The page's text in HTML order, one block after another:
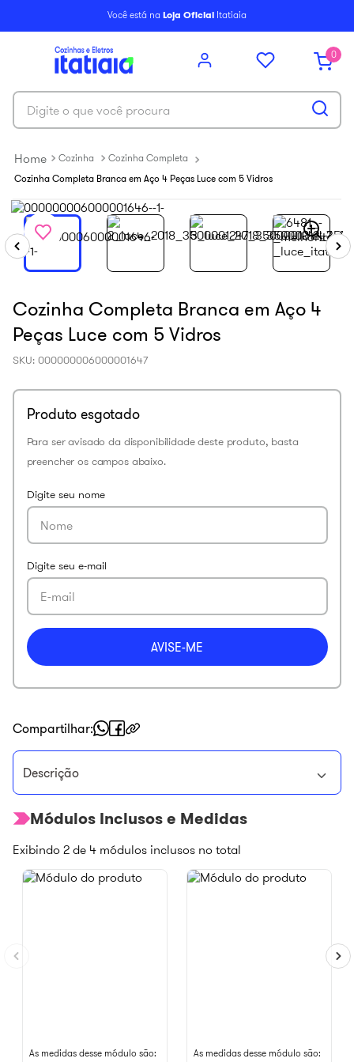
Você está na Loja Oficial Itatiaia
0
Digite o que você procura
Cozinha
Cozinha Completa
Cozinha Completa Branca em Aço 4 Peças Luce com 5 Vidros
Cozinha Completa Branca em Aço 4
Peças Luce com 5 Vidros
SKU: 000000006000001647
Compartilhar
Descrição
Módulos Inclusos e Medidas
Exibindo 2 de 4 módulos inclusos no total
As medidas desse módulo são: As medidas desse módulo são:
balcão itatiaia
new premium
9º
armário cozinha
renova